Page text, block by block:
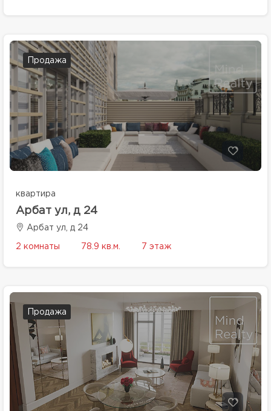
Продажа
квартира
Арбат ул, д 24
Арбат ул, д 24
2 комнаты 78.9 кв.м. 7 этаж
Продажа